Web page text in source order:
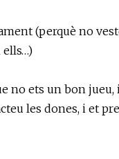
(perquè no
ells…)
no ets un bon
les dones, i et